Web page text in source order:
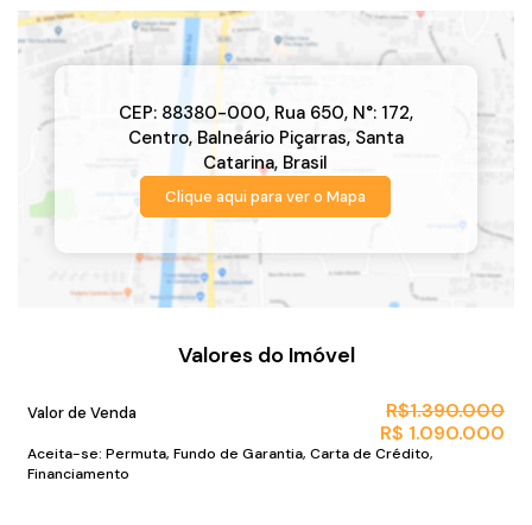
CEP: 88380-000, Rua 650, N°:172,
Centro, Balneário Piçarras, Santa
Catarina, Brasil
Clique aqui para ver o Mapa
Valores do Imóvel
R$1.390.000
R$ 1.090.000
Valor de Venda
Aceita-se: Permuta, Fundo de Garantia, Carta de Crédito,
Financiamento